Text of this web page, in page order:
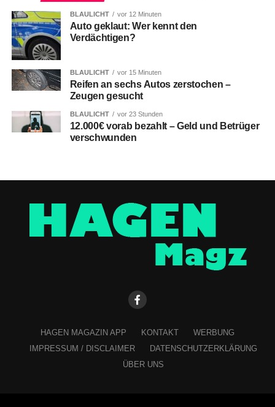
BLAULICHT vor 12 Minuten
Auto geklaut: Wer kennt den
Verdächtigen?
BLAULICHT vor 15 Minuten
Reifen an sechs Autos zerstochen –
Zeugen gesucht
BLAULICHT vor 23 Stunden
12.000€ vorab bezahlt – Geld und Betrüger
verschwunden
HAGEN MAGAZIN APP KONTAKT
WERBUNG
IMPRESSUM / DISCLAIMER
DATENSCHUTZERKLÄRUNG
ÜBER UNS